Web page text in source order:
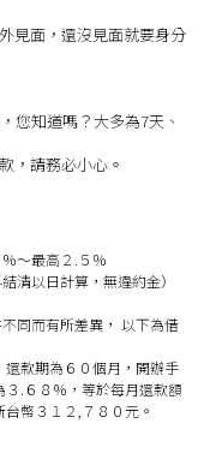
見面，還沒見面就要身分
您知道嗎？大多為7天、
，請務必小心。
～最高２.５％
以日計算，無違約金）
同而有所差異， 以下為借
款期為６０個月，開辦手
.６８％，等於每月還款額
幣３１２,７８０元。